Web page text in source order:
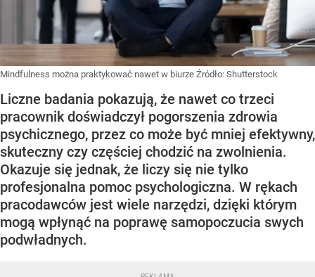
Mindfulness można praktykować nawet w biurze Źródło: Shutterstock
Liczne badania pokazują, że nawet co trzeci
pracownik doświadczył pogorszenia zdrowia
psychicznego, przez co może być mniej efektywny,
skuteczny czy częściej chodzić na zwolnienia.
Okazuje się jednak, że liczy się nie tylko
profesjonalna pomoc psychologiczna. W rękach
pracodawców jest wiele narzędzi, dzięki którym
mogą wpłynąć na poprawę samopoczucia swych
podwładnych.